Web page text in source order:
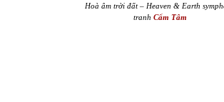
Hoà âm trời đất – Heaven & Earth
tranh Cẩm Tâm